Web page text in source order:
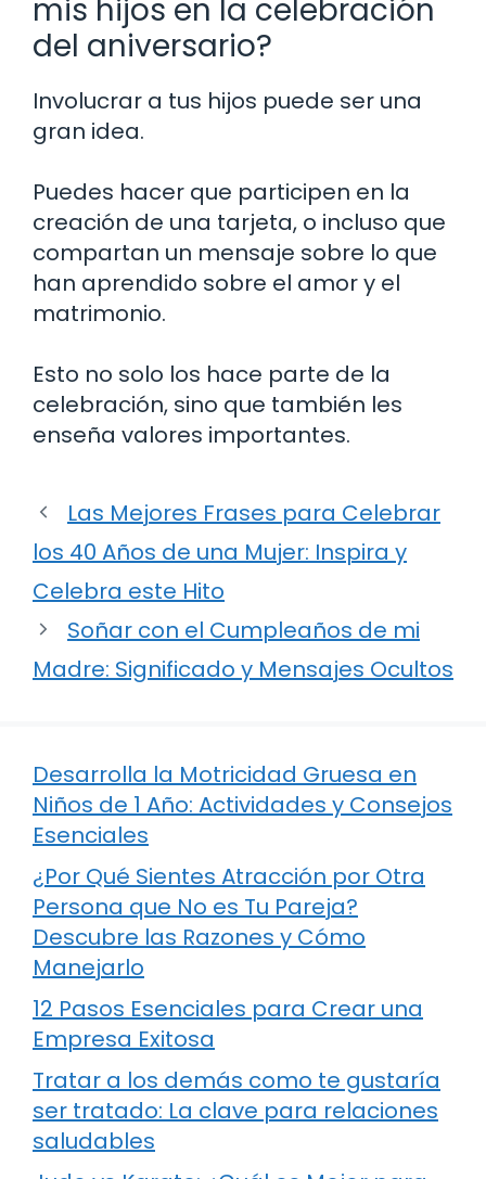
mis hijos en la celebración
del aniversario?
Involucrar a tus hijos puede ser una
gran idea.
Puedes hacer que participen en la
creación de una tarjeta, o incluso que
compartan un mensaje sobre lo que
han aprendido sobre el amor y el
matrimonio.
Esto no solo los hace parte de la
celebración, sino que también les
enseña valores importantes.
Las Mejores Frases para Celebrar
los 40 Años de una Mujer: Inspira y
Celebra este Hito
Soñar con el Cumpleaños de mi
Madre: Significado y Mensajes Ocultos
Desarrolla la Motricidad Gruesa en
Niños de 1 Año: Actividades y Consejos
Esenciales
¿Por Qué Sientes Atracción por Otra
Persona que No es Tu Pareja?
Descubre las Razones y Cómo
Manejarlo
12 Pasos Esenciales para Crear una
Empresa Exitosa
Tratar a los demás como te gustaría
ser tratado: La clave para relaciones
saludables